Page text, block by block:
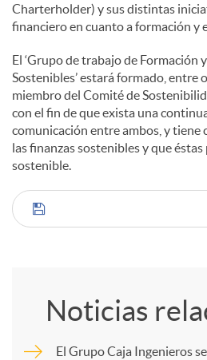
Charterholder) y sus distintas
financiero en cuanto a formación y
El ‘Grupo de trabajo de Formación
Sostenibles’ estará formado, entre
miembro del Comité de
con el fin de que exista una
comunicación entre ambos, y
las finanzas sostenibles y que
sostenible.
C
Noticias
El Grupo Caja Ingenieros